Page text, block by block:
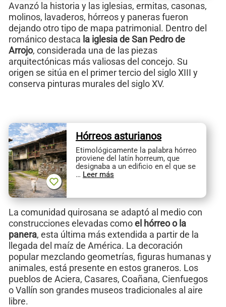
Avanzó la historia y las iglesias, ermitas, casonas,
molinos, lavaderos, hórreos y paneras fueron
dejando otro tipo de mapa patrimonial. Dentro del
románico destaca la iglesia de San Pedro de
Arrojo, considerada una de las piezas
arquitectónicas más valiosas del concejo. Su
origen se sitúa en el primer tercio del siglo XIII y
conserva pinturas murales del siglo XV.
Hórreos asturianos
Etimológicamente la palabra hórreo
proviene del latín horreum, que
designaba a un edificio en el que se
… Leer más
La comunidad quirosana se adaptó al medio con
construcciones elevadas comoel hórreo o la
panera, esta última más extendida a partir de la
llegada del maíz de América. La decoración
popular mezclando geometrías, figuras humanas y
animales, está presente en estos graneros. Los
pueblos de Aciera, Casares, Coañana, Cienfuegos
o Vallín son grandes museos tradicionales al aire
libre.